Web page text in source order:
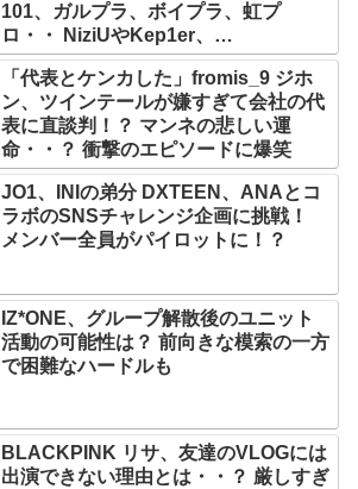
101、ガルプラ、ボイプラ、虹プ
ロ・・ NiziUやKep1er、
ZEROBASEONEら人気グループが
続々と誕生！ JO1やINI、ME:Iを生ん
だ日プまで一挙紹介
「代表とケンカした」fromis_9 ジホ
ン、ツインテールが嫌すぎて会社の代
表に直談判！？ マンネの悲しい運
命・・？ 衝撃のエピソードに爆笑
JO1、INIの弟分 DXTEEN、ANAとコ
ラボのSNSチャレンジ企画に挑戦！
メンバー全員がパイロットに！？
IZ*ONE、グループ解散後のユニット
活動の可能性は？ 前向きな模索の一方
で困難なハードルも
BLACKPINK リサ、友達のVLOGには
出演できない理由とは・・？ 厳しすぎ